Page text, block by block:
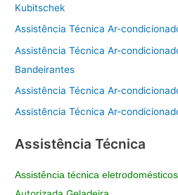
Kubitschek
Assistência Técnica Ar-
Assistência Técnica Ar-
Bandeirantes
Assistência Técnica Ar-
Assistência Técnica Ar-
Assistência Técnica
Assistência técnica